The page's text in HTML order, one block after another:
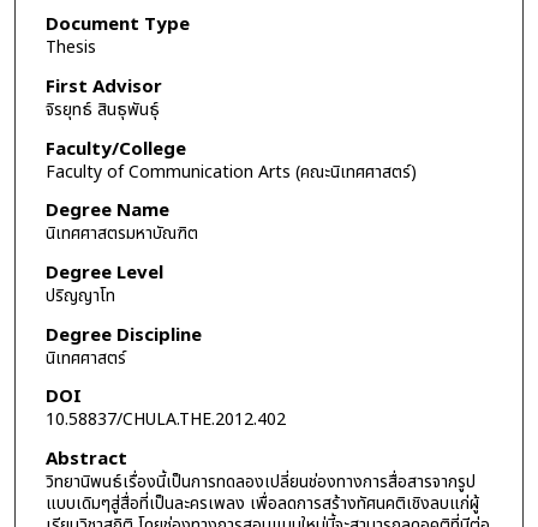
Document Type
Thesis
First Advisor
จิรยุทธ์ สินธุพันธุ์
Faculty/College
Faculty of Communication Arts (คณะนิเทศศาสตร์)
Degree Name
นิเทศศาสตรมหาบัณฑิต
Degree Level
ปริญญาโท
Degree Discipline
นิเทศศาสตร์
DOI
10.58837/CHULA.THE.2012.402
Abstract
วิทยานิพนธ์เรื่องนี้เป็นการทดลองเปลี่ยนช่องทางการสื่อสารจากรูป
แบบเดิมๆสู่สื่อที่เป็นละครเพลง เพื่อลดการสร้างทัศนคติเชิงลบแก่ผู้